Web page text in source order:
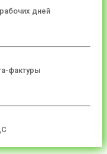
дней
фактуры